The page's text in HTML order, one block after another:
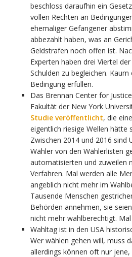
beschloss daraufhin ein
vollen Rechten an
ehemaliger Gefangener
abbezahlt haben, was an
Geldstrafen noch offen ist.
Experten haben drei Viertel
Schulden zu begleichen. Kaum
Bedingung erfüllen.
Das Brennan Center for
Fakultät der New York
Studie veröffentlicht, die
eigentlich riesige Wellen hätte
Zwischen 2014 und 2016 sind
Wähler von den Wählerlisten
automatisierten und zuweilen
Verfahren. Mal werden alle
angeblich nicht mehr im
Tausende Menschen
Behörden annehmen, sie
nicht mehr wahlberechtigt.
Wahltag ist in den USA
Wer wählen gehen will, muss
allerdings können oft nur jene,